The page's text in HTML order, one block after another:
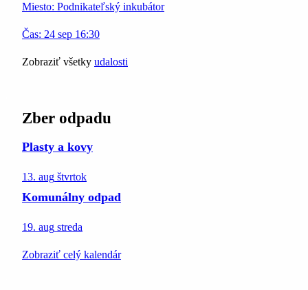
Miesto: Podnikateľský inkubátor
Čas: 24 sep 16:30
Zobraziť všetky udalosti
Zber odpadu
Plasty a kovy
13. aug štvrtok
Komunálny odpad
19. aug streda
Zobraziť celý kalendár